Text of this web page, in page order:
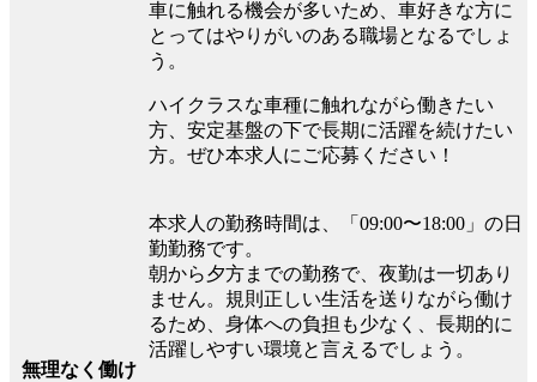
車に触れる機会が多いため、車好きな方に
とってはやりがいのある職場となるでしょ
う。
ハイクラスな車種に触れながら働きたい
方、安定基盤の下で長期に活躍を続けたい
方。ぜひ本求人にご応募ください！
無理なく働け
本求人の勤務時間は、「09:00〜18:00」の日
勤勤務です。
朝から夕方までの勤務で、夜勤は一切あり
ません。規則正しい生活を送りながら働け
るため、身体への負担も少なく、長期的に
活躍しやすい環境と言えるでしょう。